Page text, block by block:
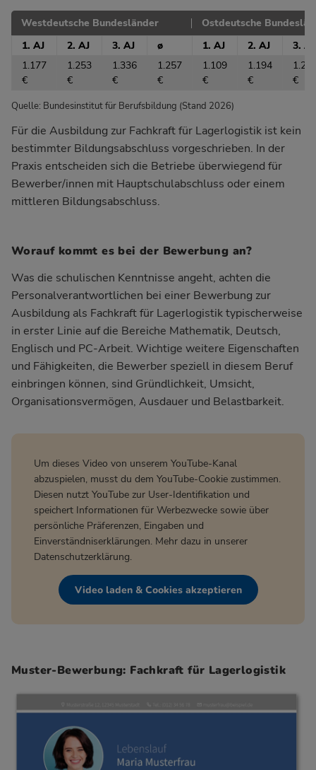
Westdeutsche Bundesländer
Ostdeutsche
1. AJ
2. AJ 3. AJ ø 1. AJ 2. AJ
3. AJ
1.177
€
1.253
€
1.336
€
1.257
€
1.109
€
1.194
€
€
Quelle: Bundesinstitut für Berufsbildung (Stand 2026)
Für die Ausbildung zur Fachkraft für Lagerlogistik ist kein
bestimmter Bildungsabschluss vorgeschrieben. In der
Praxis entscheiden sich die Betriebe überwiegend für
Bewerber/innen mit Hauptschulabschluss oder einem
mittleren Bildungsabschluss.
Worauf kommt es bei der Bewerbung an?
Was die schulischen Kenntnisse angeht, achten die
Personalverantwortlichen bei einer Bewerbung zur
Ausbildung als Fachkraft für Lagerlogistik typischerweise
in erster Linie auf die Bereiche Mathematik, Deutsch,
Englisch und PC-Arbeit. Wichtige weitere Eigenschaften
und Fähigkeiten, die Bewerber speziell in diesem Beruf
einbringen können, sind Gründlichkeit, Umsicht,
Organisationsvermögen, Ausdauer und Belastbarkeit.
Um dieses Video von unserem YouTube-Kanal
abzuspielen, musst du dem YouTube-Cookie zustimmen.
Diesen nutzt YouTube zur User-Identifikation und
speichert Informationen für Werbezwecke sowie über
persönliche Präferenzen, Eingaben und
Einverständniserklärungen. Mehr dazu in unserer
Datenschutzerklärung.
Video laden & Cookies akzeptieren
Muster-Bewerbung: Fachkraft für Lagerlogistik